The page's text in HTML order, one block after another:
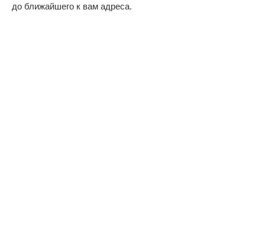
до ближайшего к вам адреса.